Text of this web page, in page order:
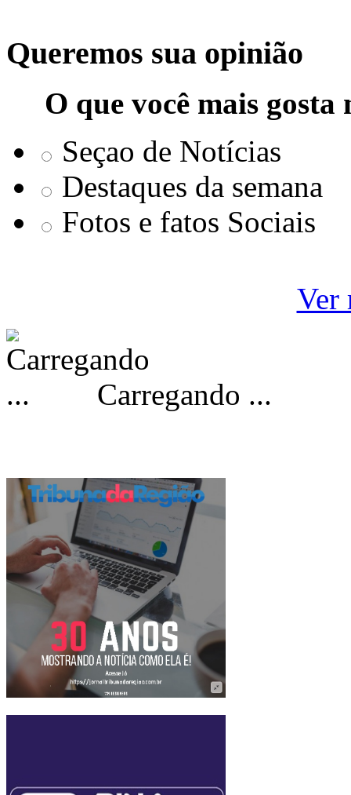
Queremos sua opinião
O que você mais
Seçao de Notícias
Destaques da semana
Fotos e fatos Sociais
Ver
Carregando ...